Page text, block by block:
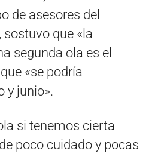
de asesores del
sostuvo que «la
segunda ola es el
«se podría
y junio».
si tenemos cierta
poco cuidado y pocas